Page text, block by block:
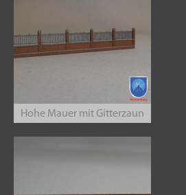
Hohe Mauer mit Gitterzaun